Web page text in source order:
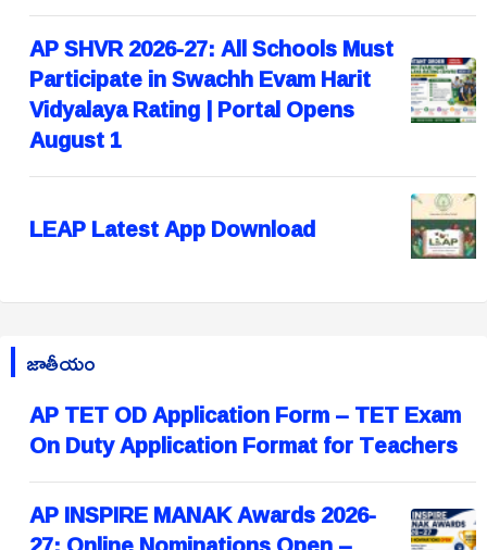
AP SHVR 2026-27: All Schools Must
Participate in Swachh Evam Harit
Vidyalaya Rating | Portal Opens
August 1
LEAP Latest App Download
జాతీయం
AP TET OD Application Form – TET Exam
On Duty Application Format for Teachers
AP INSPIRE MANAK Awards 2026-